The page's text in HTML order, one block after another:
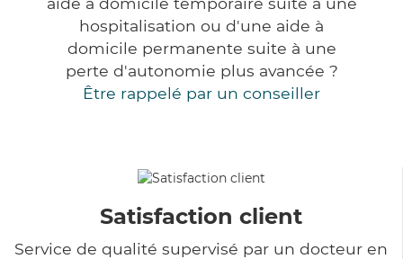
hospitalisation ou d'une aide à
domicile permanente suite à une
perte d'autonomie plus avancée ?
Être rappelé par un conseiller
Satisfaction client
Service de qualité supervisé par un docteur en